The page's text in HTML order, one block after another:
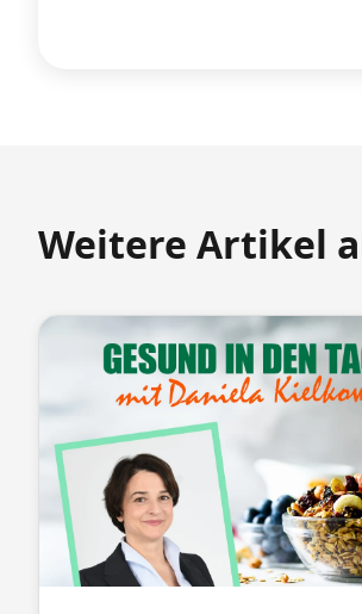
Weitere Artikel